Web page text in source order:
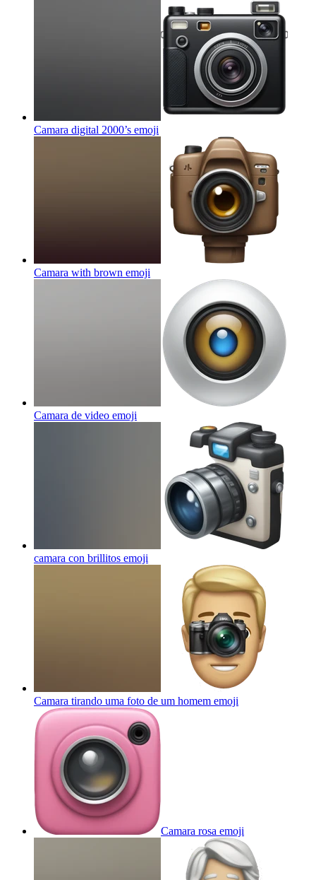
Camara digital 2000’s emoji
Camara with brown emoji
Camara de video emoji
camara con brillitos emoji
Camara tirando uma foto de um homem emoji
Camara rosa emoji